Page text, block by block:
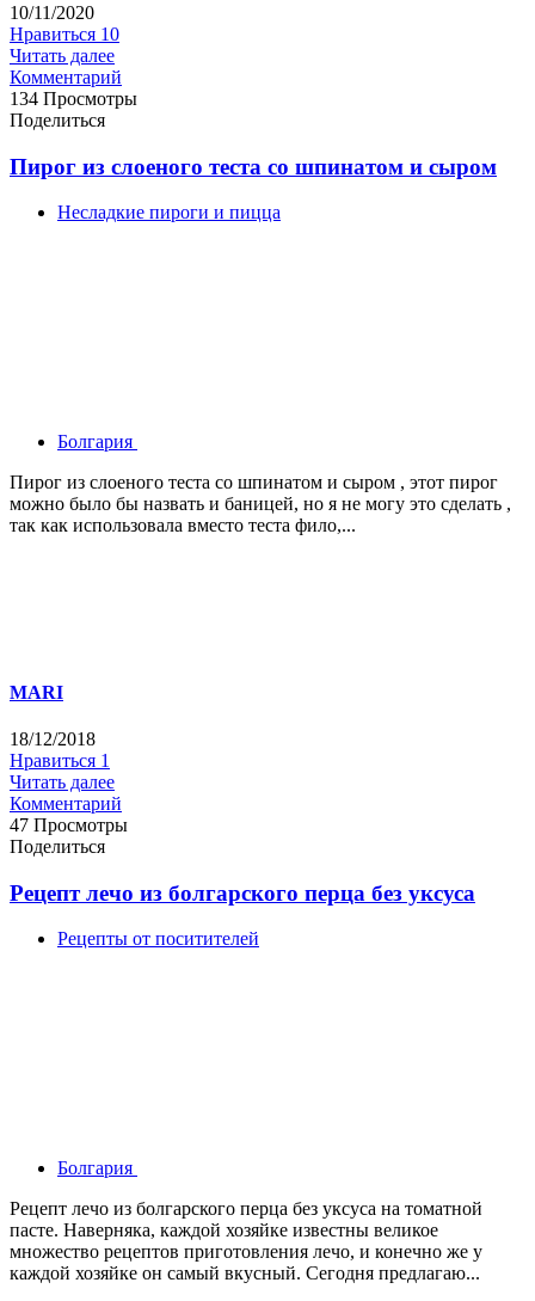
10/11/2020
Нравиться 10
Читать далее
Комментарий
134 Просмотры
Поделиться
Пирог из слоеного теста со шпинатом и сыром
Несладкие пироги и пицца
Болгария
Пирог из слоеного теста со шпинатом и сыром , этот пирог
можно было бы назвать и баницей, но я не могу это сделать ,
так как использовала вместо теста фило,...
MARI
18/12/2018
Нравиться 1
Читать далее
Комментарий
47 Просмотры
Поделиться
Рецепт лечо из болгарского перца без уксуса
Рецепты от поситителей
Болгария
Рецепт лечо из болгарского перца без уксуса на томатной
пасте. Наверняка, каждой хозяйке известны великое
множество рецептов приготовления лечо, и конечно же у
каждой хозяйке он самый вкусный. Сегодня предлагаю...